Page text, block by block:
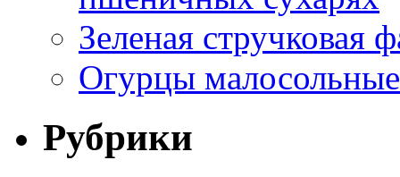
Зеленая стручковая
Огурцы
Рубрики